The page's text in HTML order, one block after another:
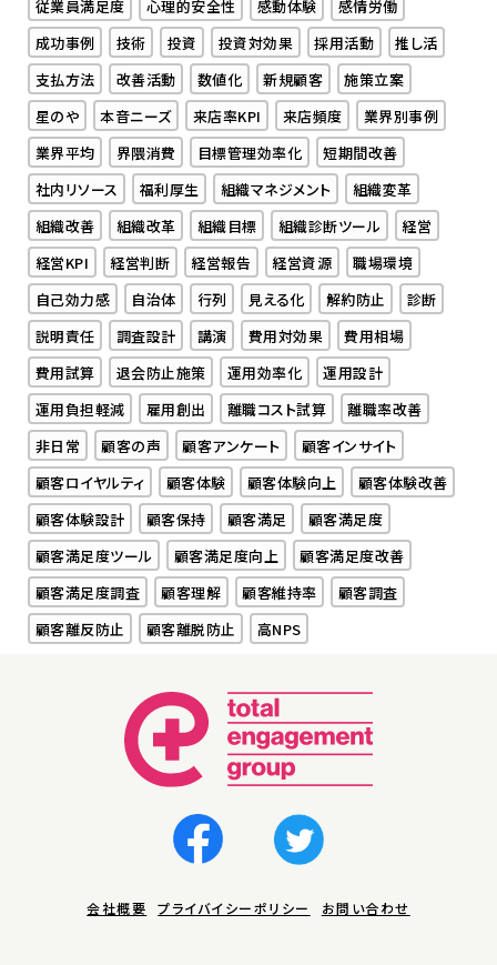
従業員満足度
心理的安全性 感動体験
感情労働
成功事例
技術 投資 投資対効果 採用活動
推し活
支払方法
改善活動 数値化 新規顧客
施策立案
星のや
本音ニーズ 来店率KPI 来店頻度
業界別事例
業界平均
界隈消費 目標管理効率化
短期間改善
社内リソース
福利厚生 組織マネジメント
組織変革
組織改善
組織改革 組織目標 組織診断ツール
経営
経営KPI
経営判断 経営報告 経営資源
職場環境
自己効力感
自治体 行列 見える化 解約防止
診断
説明責任
調査設計 講演 費用対効果
費用相場
費用試算
退会防止施策 運用効率化
運用設計
運用負担軽減
雇用創出 離職コスト試算
離職率改善
非日常
顧客の声 顧客アンケート
顧客インサイト
顧客ロイヤルティ
顧客体験 顧客体験向上
顧客体験改善
顧客体験設計
顧客保持 顧客満足
顧客満足度
顧客満足度ツール
顧客満足度向上
顧客満足度改善
顧客満足度調査
顧客理解 顧客維持率
顧客調査
顧客離反防止
顧客離脱防止 高NPS
会社概要 プライバイシーポリシー お問い合わせ